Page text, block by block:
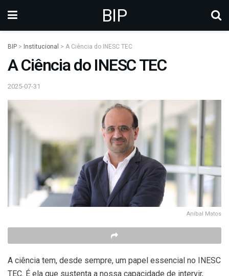
BIP
BIP > Institucional > A Ciência do INESC TEC
A Ciência do INESC TEC
2025-07-31
Aníbal Matos
A ciência tem, desde sempre, um papel essencial no INESC
TEC. É ela que sustenta a nossa capacidade de intervir,